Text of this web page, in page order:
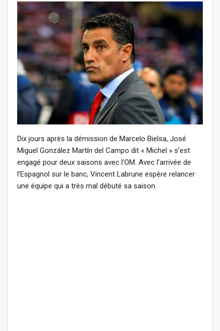
Dix jours après la démission de Marcelo Bielsa, José
Miguel González Martín del Campo dit « Michel » s’est
engagé pour deux saisons avec l’OM. Avec l’arrivée de
l’Espagnol sur le banc, Vincent Labrune espère relancer
une équipe qui a très mal débuté sa saison.